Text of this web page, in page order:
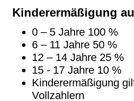
Kinderermäßigung
0 – 5 Jahre 100 %
6 – 11 Jahre 50 %
12 – 14 Jahre 25 %
15 - 17 Jahre 10 %
Kinderermäßigung
Vollzahlern